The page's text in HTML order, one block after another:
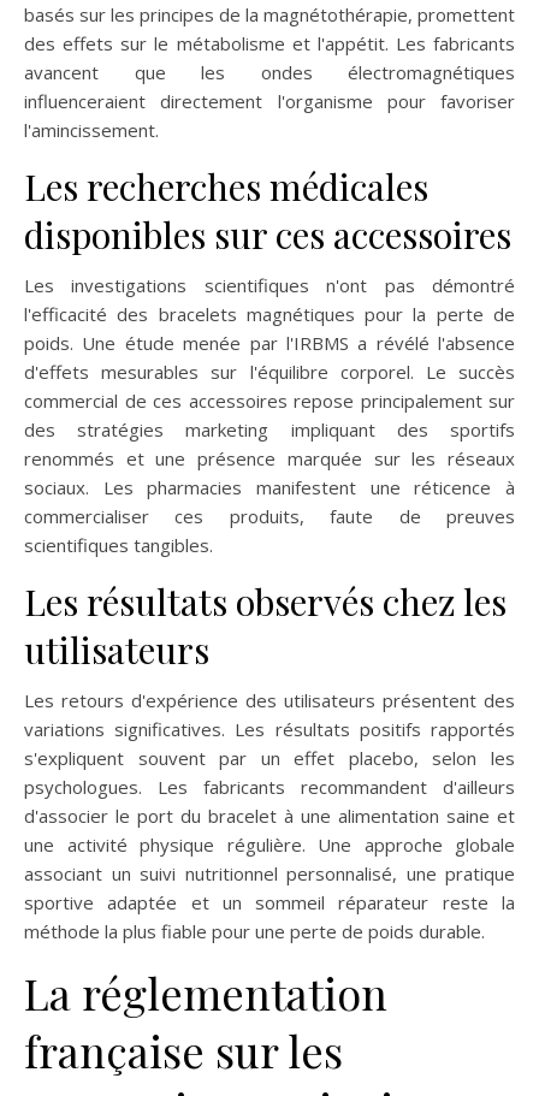
basés sur les principes de la magnétothérapie, promettent
des effets sur le métabolisme et l'appétit. Les fabricants
avancent que les ondes électromagnétiques
influenceraient directement l'organisme pour favoriser
l'amincissement.
Les recherches médicales
disponibles sur ces accessoires
Les investigations scientifiques n'ont pas démontré
l'efficacité des bracelets magnétiques pour la perte de
poids. Une étude menée par l'IRBMS a révélé l'absence
d'effets mesurables sur l'équilibre corporel. Le succès
commercial de ces accessoires repose principalement sur
des stratégies marketing impliquant des sportifs
renommés et une présence marquée sur les réseaux
sociaux. Les pharmacies manifestent une réticence à
commercialiser ces produits, faute de preuves
scientifiques tangibles.
Les résultats observés chez les
utilisateurs
Les retours d'expérience des utilisateurs présentent des
variations significatives. Les résultats positifs rapportés
s'expliquent souvent par un effet placebo, selon les
psychologues. Les fabricants recommandent d'ailleurs
d'associer le port du bracelet à une alimentation saine et
une activité physique régulière. Une approche globale
associant un suivi nutritionnel personnalisé, une pratique
sportive adaptée et un sommeil réparateur reste la
méthode la plus fiable pour une perte de poids durable.
La réglementation
française sur les